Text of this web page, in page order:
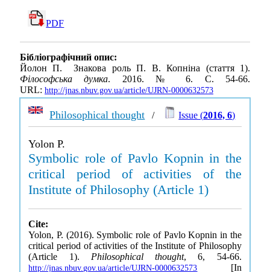
PDF
Бібліографічний опис:
Йолон П. Знакова роль П. В. Копніна (стаття 1).
Філософська думка. 2016. № 6. С. 54-66.
URL: http://jnas.nbuv.gov.ua/article/UJRN-0000632573
Philosophical thought / Issue (2016, 6)
Yolon P.
Symbolic role of Pavlo Kopnin in the
critical period of activities of the
Institute of Philosophy (Article 1)
Cite:
Yolon, P. (2016). Symbolic role of Pavlo Kopnin in the
critical period of activities of the Institute of Philosophy
(Article 1). Philosophical thought, 6, 54-66.
http://jnas.nbuv.gov.ua/article/UJRN-0000632573 [In